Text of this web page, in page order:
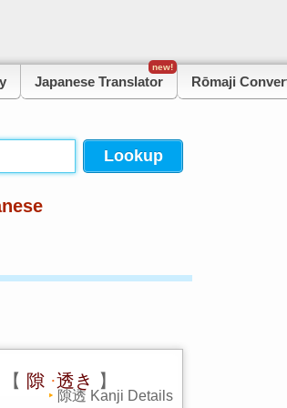
Japanese Translator
new!
Rōmaji
【 隙 ·透き 】
隙透 Kanji Details